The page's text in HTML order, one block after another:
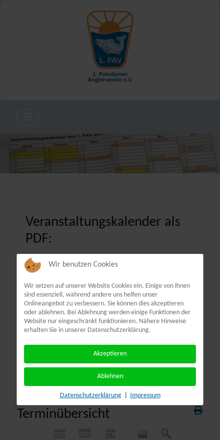
Veranstaltungskalender als
PDF:
Terminübersicht
Wir benutzen Cookies
Wir setzen auf unserer Website Cookies ein. Einige von ihnen
sind essenziell, während andere uns helfen unser
Onlineangebot zu verbessern. Sie können dies akzeptieren
oder ablehnen. Bei Ablehnung werden einige Funktionen der
Website nur eingeschränkt funktionieren. Nähere Hinweise
erhalten Sie in unserer Datenschutzerklärung.
Akzeptieren
Ablehnen
Datenschutzerklärung Impressum